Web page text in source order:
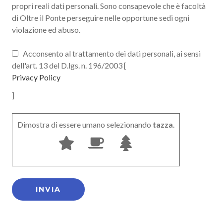
propri reali dati personali. Sono consapevole che è facoltà
di Oltre il Ponte perseguire nelle opportune sedi ogni
violazione ed abuso.
Acconsento al trattamento dei dati personali, ai sensi
dell'art. 13 del D.lgs. n. 196/2003 [
Privacy Policy
]
Dimostra di essere umano selezionando tazza.